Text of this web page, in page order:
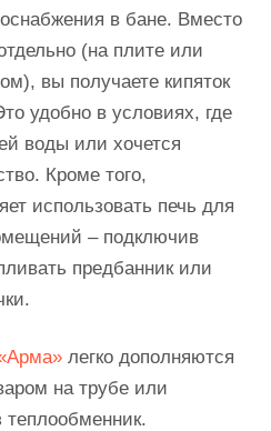
в бане. Вместо
(на плите или
вы получаете кипяток
удобно в условиях, где
воды или хочется
Кроме того,
использовать печь для
– подключив
предбанник или
легко дополняются
на трубе или